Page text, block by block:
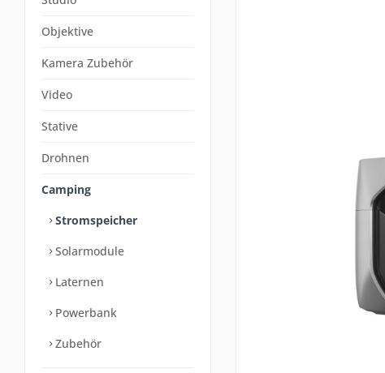
Objektive
Kamera Zubehör
Video
Stative
Drohnen
Camping
Stromspeicher
Solarmodule
Laternen
Powerbank
Zubehör